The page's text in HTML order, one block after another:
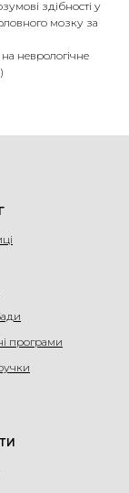
здібності у
мозку за
неврологічне
програми